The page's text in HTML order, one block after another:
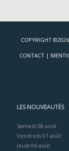
COPYRIGHT
CONTACT |
LES NOUVEAUTÉS
Samedi 08 août
Vendredi 07 août
Jeudi 06 août